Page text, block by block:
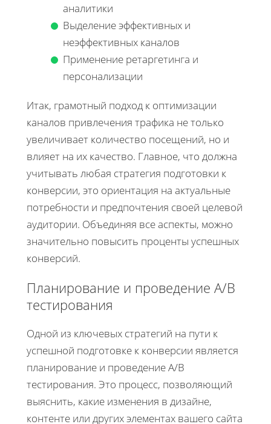
аналитики
Выделение эффективных и
неэффективных каналов
Применение ретаргетинга и
персонализации
Итак, грамотный подход к оптимизации
каналов привлечения трафика не только
увеличивает количество посещений, но и
влияет на их качество. Главное, что должна
учитывать любая стратегия подготовки к
конверсии, это ориентация на актуальные
потребности и предпочтения своей целевой
аудитории. Объединяя все аспекты, можно
значительно повысить проценты успешных
конверсий.
Планирование и проведение A/B
тестирования
Одной из ключевых стратегий на пути к
успешной подготовке к конверсии является
планирование и проведение A/B
тестирования. Это процесс, позволяющий
выяснить, какие изменения в дизайне,
контенте или других элементах вашего сайта